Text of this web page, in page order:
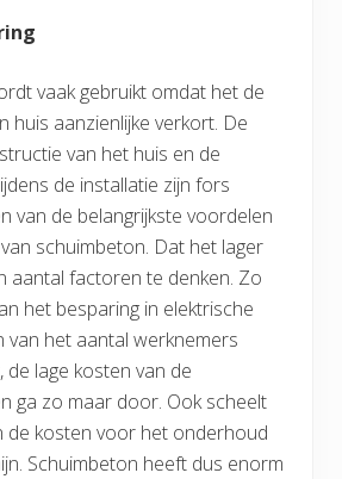
vaak gebruikt omdat het de
huis aanzienlijke verkort. De
van het huis en de
de installatie zijn fors
van de belangrijkste voordelen
schuimbeton. Dat het lager
aantal factoren te denken. Zo
het besparing in elektrische
van het aantal werknemers
lage kosten van de
ga zo maar door. Ook scheelt
de kosten voor het onderhoud
Schuimbeton heeft dus enorm